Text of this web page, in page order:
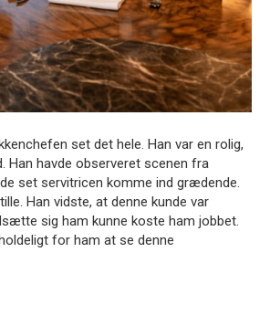
set det hele. Han var en rolig,
Han havde observeret scenen fra
set servitricen komme ind grædende.
Han vidste, at denne kunde var
sig ham kunne koste ham jobbet.
for ham at se denne